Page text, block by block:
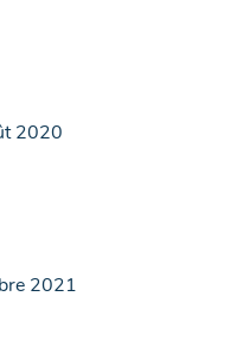
2020
2021